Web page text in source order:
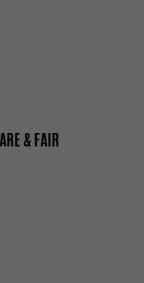
& FAIR